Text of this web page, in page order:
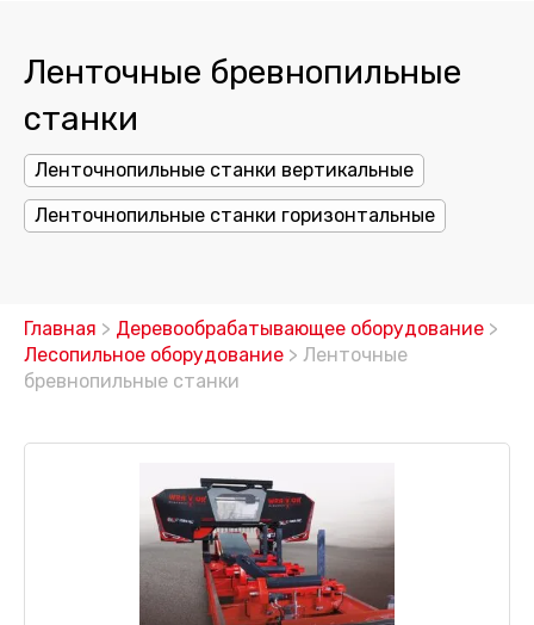
Ленточные бревнопильные
станки
Ленточнопильные станки вертикальные
Ленточнопильные станки горизонтальные
Главная > Деревообрабатывающее оборудование >
Лесопильное оборудование > Ленточные
бревнопильные станки